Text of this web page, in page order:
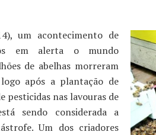
um acontecimento de
em alerta o mundo
de abelhas morreram
após a plantação de
pesticidas nas lavouras de
sendo considerada a
Um dos criadores